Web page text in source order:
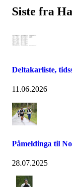
Siste fra
Deltakarliste,
11.06.2026
Påmeldinga til
28.07.2025